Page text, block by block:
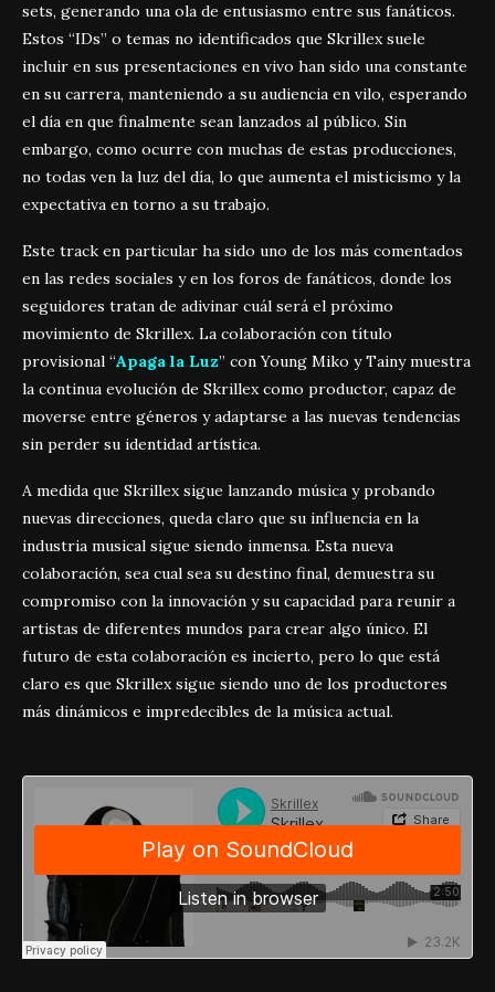
sets, generando una ola de entusiasmo entre sus fanáticos.
Estos “IDs” o temas no identificados que Skrillex suele
incluir en sus presentaciones en vivo han sido una constante
en su carrera, manteniendo a su audiencia en vilo, esperando
el día en que finalmente sean lanzados al público. Sin
embargo, como ocurre con muchas de estas producciones,
no todas ven la luz del día, lo que aumenta el misticismo y la
expectativa en torno a su trabajo.
Este track en particular ha sido uno de los más comentados
en las redes sociales y en los foros de fanáticos, donde los
seguidores tratan de adivinar cuál será el próximo
movimiento de Skrillex. La colaboración con título
provisional “Apaga la Luz” con Young Miko y Tainy muestra
la continua evolución de Skrillex como productor, capaz de
moverse entre géneros y adaptarse a las nuevas tendencias
sin perder su identidad artística.
A medida que Skrillex sigue lanzando música y probando
nuevas direcciones, queda claro que su influencia en la
industria musical sigue siendo inmensa. Esta nueva
colaboración, sea cual sea su destino final, demuestra su
compromiso con la innovación y su capacidad para reunir a
artistas de diferentes mundos para crear algo único. El
futuro de esta colaboración es incierto, pero lo que está
claro es que Skrillex sigue siendo uno de los productores
más dinámicos e impredecibles de la música actual.